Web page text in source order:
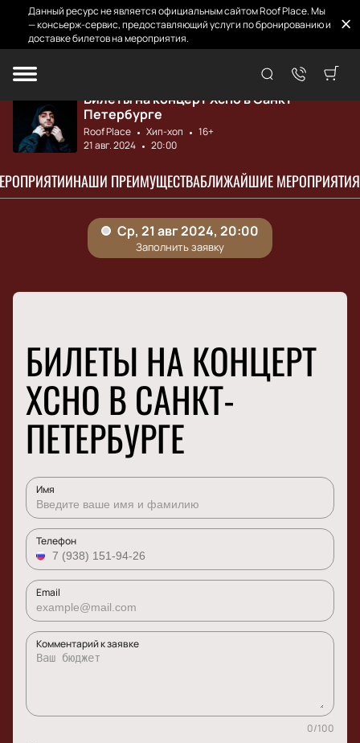
Данный ресурс не является официальным сайтом Roof Place. Мы
— консьерж-сервис, предоставляющий услуги по бронированию и
доставке билетов на мероприятия.
Главная
Билеты на концерт Xcho в Санкт-
Петербурге
Roof Place Хип-хоп
16+
21 авг. 2024
20:00
НАШИ ПРЕИМУЩЕСТВАБЛИЖАЙШИЕ МЕРОПРИЯТИЯ
БИЛЕТЫ НА КОНЦЕРТ
XCHO В САНКТ-
ПЕТЕРБУРГЕ
Имя
Телефон
Email
Комментарий к заявке
0/100